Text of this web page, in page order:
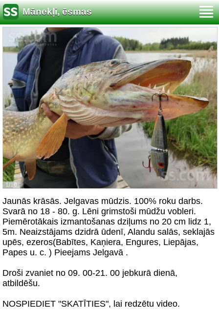
Mānekļi, ēsmas
1/10
Jaunās krāsās. Jelgavas mūdzis. 100% roku darbs.
Svarā no 18 - 80. g. Lēni grimstoši mūdžu vobleri.
Piemērotākais izmantošanas dziļums no 20 cm lidz 1,
5m. Neaizstājams dzidrā ūdenī, Alandu salās, seklajās
upēs, ezeros(Babītes, Kaņiera, Engures, Liepājas,
Papes u. c. ) Pieejams Jelgavā .
Droši zvaniet no 09. 00-21. 00 jebkurā dienā,
atbildēšu.
NOSPIEDIET "SKATĪTIES", lai redzētu video.